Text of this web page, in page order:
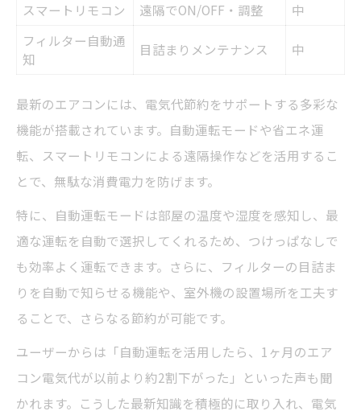
スマートリモコン
遠隔でON/OFF・調整
中
フィルター自動通
知
目詰まりメンテナンス 中
最新のエアコンには、電気代節約をサポートする多彩な
機能が搭載されています。自動運転モードや省エネ運
転、スマートリモコンによる遠隔操作などを活用するこ
とで、無駄な消費電力を防げます。
特に、自動運転モードは部屋の温度や湿度を感知し、最
適な運転を自動で選択してくれるため、つけっぱなしで
も効率よく運転できます。さらに、フィルターの目詰ま
りを自動で知らせる機能や、室外機の設置場所を工夫す
ることで、さらなる節約が可能です。
ユーザーからは「自動運転を活用したら、1ヶ月のエア
コン電気代が以前より約2割下がった」といった声も聞
かれます。こうした最新知識を積極的に取り入れ、電気